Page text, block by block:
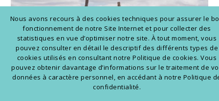
Nous avons recours à des cookies techniques pour assurer le
fonctionnement de notre Site Internet et pour collecter des
statistiques en vue d’optimiser notre site. À tout moment, vous
pouvez consulter en détail le descriptif des différents types de
cookies utilisés en consultant notre Politique de cookies. Vous
pouvez obtenir davantage d’informations sur le traitement de
données à caractère personnel, en accédant à notre Politique
confidentialité.